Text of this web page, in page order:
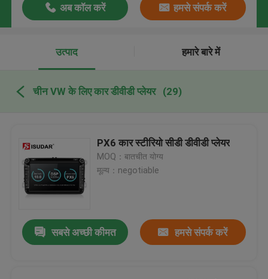
अब कॉल करें हमसे संपर्क करें
उत्पाद हमारे बारे में
चीन VW के लिए कार डीवीडी प्लेयर (29)
PX6 कार स्टीरियो सीडी डीवीडी प्लेयर
MOQ：बातचीत योग्य
मूल्य：negotiable
सबसे अच्छी कीमत हमसे संपर्क करें